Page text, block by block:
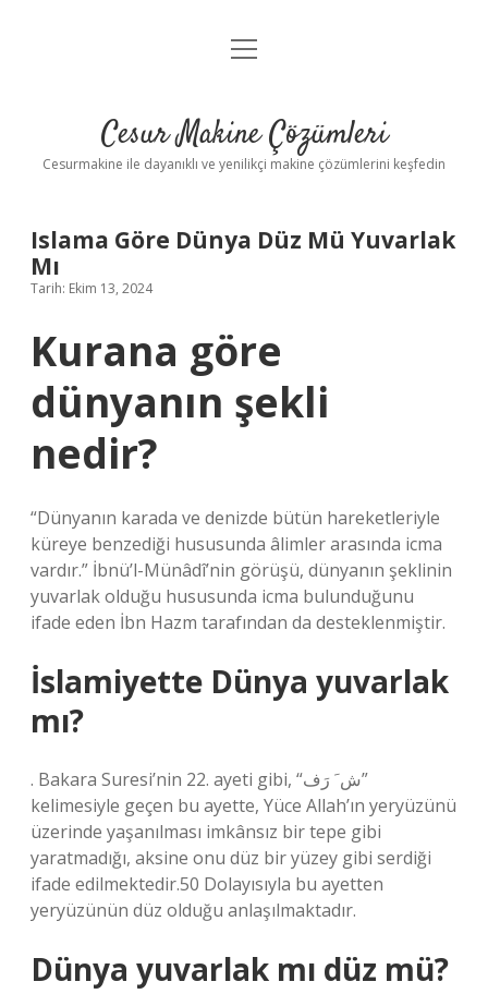
Anasayfa
Yasal Uyarı
menüyü
Cesur Makine Çözümleri
Cesurmakine ile dayanıklı ve yenilikçi makine çözümlerini keşfedin
Islama Göre Dünya Düz Mü Yuvarlak
Mı
Tarih: Ekim 13, 2024
Kurana göre
dünyanın şekli
nedir?
“Dünyanın karada ve denizde bütün hareketleriyle
küreye benzediği hususunda âlimler arasında icma
vardır.” İbnü’l-Münâdî’nin görüşü, dünyanın şeklinin
yuvarlak olduğu hususunda icma bulunduğunu
ifade eden İbn Hazm tarafından da desteklenmiştir.
İslamiyette Dünya yuvarlak
mı?
. Bakara Suresi’nin 22. ayeti gibi, “ش َ رَف”
kelimesiyle geçen bu ayette, Yüce Allah’ın yeryüzünü
üzerinde yaşanılması imkânsız bir tepe gibi
yaratmadığı, aksine onu düz bir yüzey gibi serdiği
ifade edilmektedir.50 Dolayısıyla bu ayetten
yeryüzünün düz olduğu anlaşılmaktadır.
Dünya yuvarlak mı düz mü?